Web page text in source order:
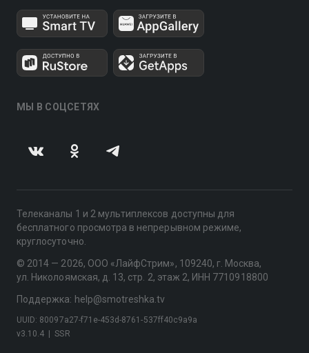
МЫ В СОЦСЕТЯХ
Телеканалы 1 и 2 мультиплексов доступны для
бесплатного просмотра в непрерывном режиме,
круглосуточно.
© 2014 — 2026, ООО «ЛайфСтрим», 109240, г. Москва,
ул. Николоямская, д. 13, стр. 2, этаж 2, ИНН 7710918800
Поддержка: help@smotreshka.tv
v3.10.4 SSR
UUID: 80097a27-f71e-453d-8761-537ff40c9a9a